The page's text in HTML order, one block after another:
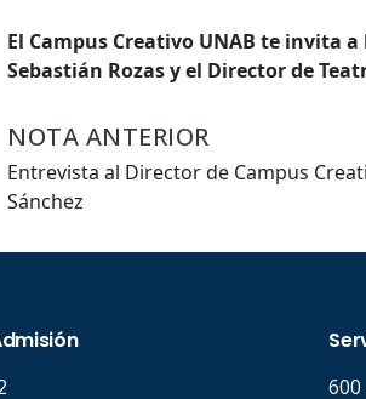
El Campus Creativo UNAB te invita
Sebastián Rozas y el Director de
NOTA ANTERIOR
Entrevista al Director de Campus
Sánchez
Carrera